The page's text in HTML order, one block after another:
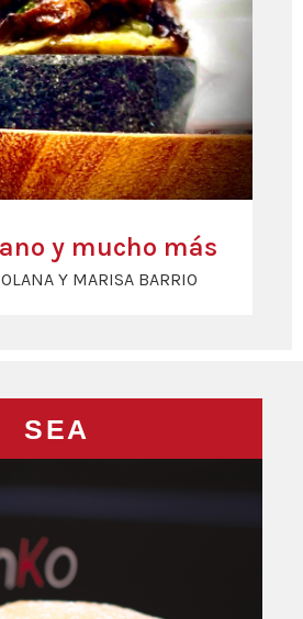
y mucho más
Y MARISA BARRIO
SEA